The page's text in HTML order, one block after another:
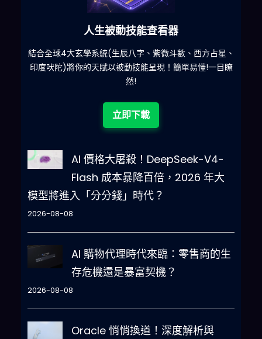
人生被動技能查看器
結合全球4大玄學系統(生辰八字、紫微斗數、西方占星、
印度吠陀)將你的天賦以被動技能呈現！簡單易懂!一目瞭
然!
立即下載
AI 價格大屠殺！DeepSeek-V4-
Flash 成本暴降百倍，2026 年大
模型將進入「分分錢」時代？
2026-08-08
AI 購物代理時代來臨：零售商的生
存危機還是暴富契機？
2026-08-08
Oracle 悄悄換道！深度解析與